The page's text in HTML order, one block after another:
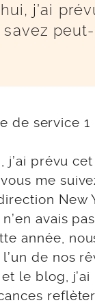
j’ai
j’ai prévu
me
avais
année,
de nos
le blog, j’ai